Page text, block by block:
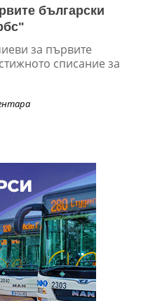
български
за първите
списание за